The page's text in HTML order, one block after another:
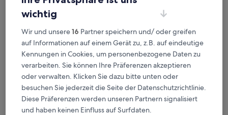
3.5-
Sterne-
Unterkunft
2,6 km von Bahnhof Sonoda entfernt
von
10,
Wunderbar,
(540
Bewertungen)
9,2/10 Wunderbar (540 Bewertungen)
Preis
95 €
23. Aug.–24. Aug.
Grand Fine Toyonaka Minami
wichtig
Wir und unsere16 Partner speichern und/ oder greifen
auf Informationen auf einem Gerät zu, z.B. auf eindeutige
Kennungen in Cookies, um personenbezogene Daten zu
verarbeiten. Sie können Ihre Präferenzen akzeptieren
oder verwalten. Klicken Sie dazu bitte unten oder
besuchen Sie jederzeit die Seite der Datenschutzrichtlinie.
Diese Präferenzen werden unseren Partnern signalisiert
und haben keinen Einfluss auf Surfdaten.